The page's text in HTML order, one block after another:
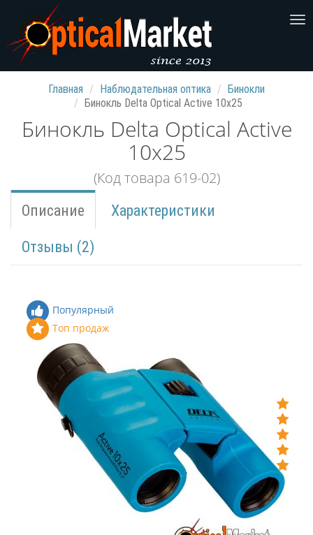
Главная Наблюдательная оптика
Бинокли
Бинокль Delta Optical Active 10x25
Бинокль Delta Optical Active
10x25
(Код товара 619-02)
Описание Характеристики
Отзывы (2)
Популярный
Топ продаж